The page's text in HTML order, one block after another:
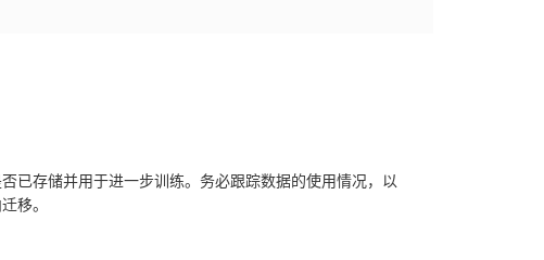
已存储并用于进一步训练。务必跟踪数据的使用情况，以
移。